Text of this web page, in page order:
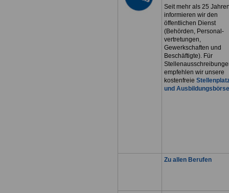
Seit mehr als 25
informieren wir den
öffentlichen Dienst
(Behörden, Personal-
vertretungen,
Gewerkschaften und
Beschäftigte). Für
empfehlen wir unsere
kostenfreie
und Ausbildungsbörse
Zu allen Berufen